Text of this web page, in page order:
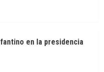
en la presidencia